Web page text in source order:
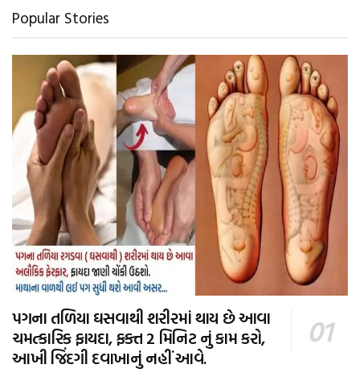
Popular Stories
પગના તળિયા ઘસવાથી શરીરમાં થાય છે આવા
ચમત્કારિક ફાયદા, ફક્ત 2 મિનિટ નું કામ કરો,
આખી જિંદગી દવાખાનું નહીં આવે.